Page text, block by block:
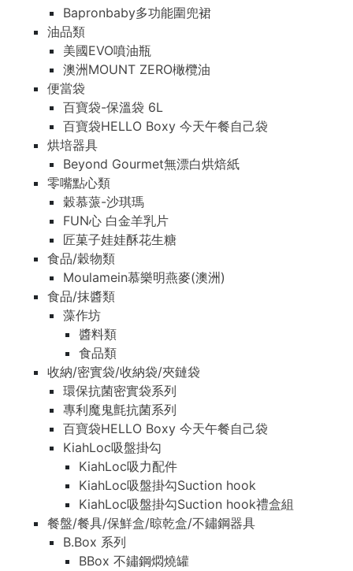
Bapronbaby多功能圍兜裙
油品類
美國EVO噴油瓶
澳洲MOUNT ZERO橄欖油
便當袋
百寶袋-保溫袋 6L
百寶袋HELLO Boxy 今天午餐自己袋
烘培器具
Beyond Gourmet無漂白烘焙紙
零嘴點心類
穀慕蒎-沙琪瑪
FUN心 白金羊乳片
匠菓子娃娃酥花生糖
食品/穀物類
Moulamein慕樂明燕麥(澳洲)
食品/抹醬類
藻作坊
醬料類
食品類
收納/密實袋/收納袋/夾鏈袋
環保抗菌密實袋系列
專利魔鬼氈抗菌系列
百寶袋HELLO Boxy 今天午餐自己袋
KiahLoc吸盤掛勾
KiahLoc吸力配件
KiahLoc吸盤掛勾Suction hook
KiahLoc吸盤掛勾Suction hook禮盒組
餐盤/餐具/保鮮盒/晾乾盒/不鏽鋼器具
B.Box 系列
BBox 不鏽鋼燜燒罐